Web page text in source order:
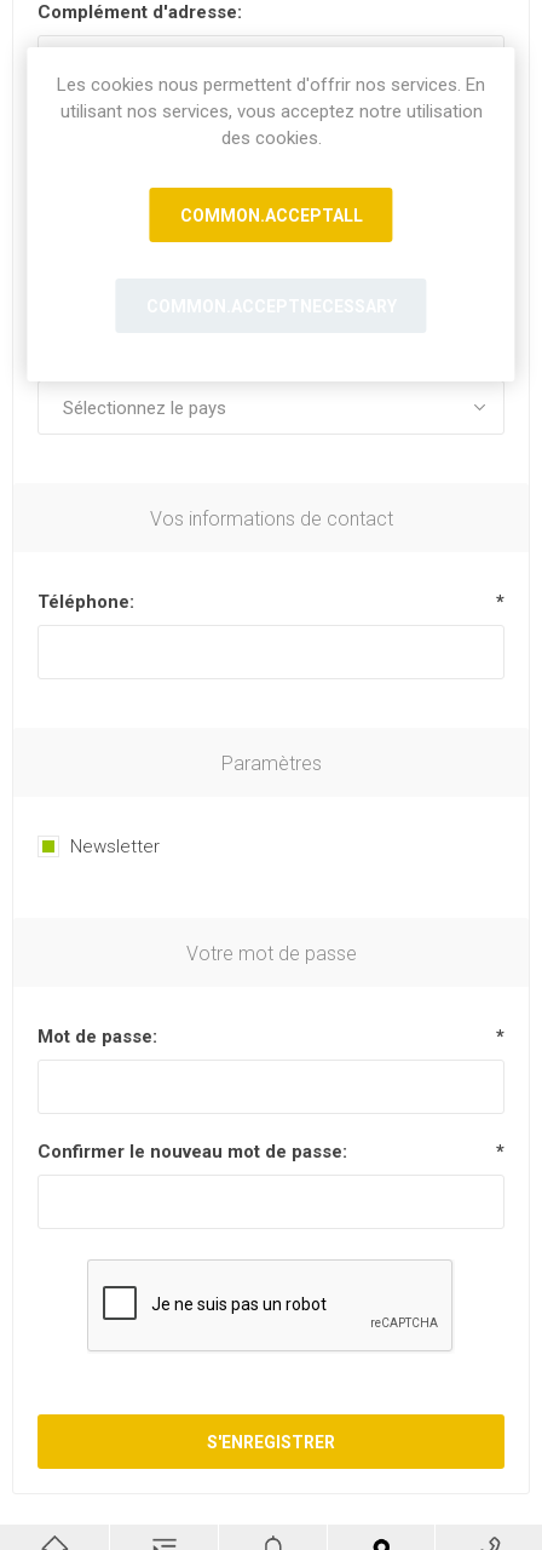
Complément d'adresse:
Vos informations de contact
Téléphone: *
Paramètres
Newsletter
Votre mot de passe
Mot de passe: *
Confirmer le nouveau mot de passe: *
Les cookies nous permettent d'offrir nos services. En
utilisant nos services, vous acceptez notre utilisation
des cookies.
COMMON.ACCEPTALL